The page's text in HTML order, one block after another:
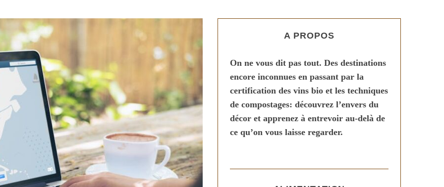
A PROPOS
On ne vous dit pas tout. Des destinations
encore inconnues en passant par la
certification des vins bio et les techniques
de compostages: découvrez l’envers du
décor et apprenez à entrevoir au-delà de
ce qu’on vous laisse regarder.